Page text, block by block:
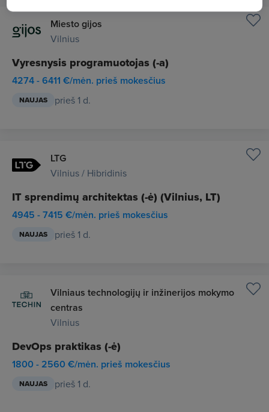
Miesto gijos
Vilnius
Vyresnysis programuotojas (-a)
4274 - 6411 €/mėn. prieš mokesčius
NAUJAS prieš 1 d.
LTG
Vilnius / Hibridinis
IT sprendimų architektas (-ė) (Vilnius, LT)
4945 - 7415 €/mėn. prieš mokesčius
NAUJAS prieš 1 d.
Vilniaus technologijų ir inžinerijos mokymo
centras
Vilnius
DevOps praktikas (-ė)
1800 - 2560 €/mėn. prieš mokesčius
NAUJAS prieš 1 d.